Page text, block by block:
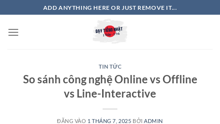
qua
nội
ADD ANYTHING HERE OR JUST REMOVE IT...
TIN TỨC
So sánh công nghệ Online vs Offline
vs Line-Interactive
ĐĂNG VÀO 1 THÁNG 7, 2025 BỞI ADMIN